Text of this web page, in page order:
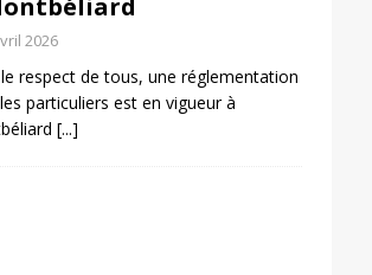
2026
respect de tous, une réglementation
particuliers est en vigueur à
[...]